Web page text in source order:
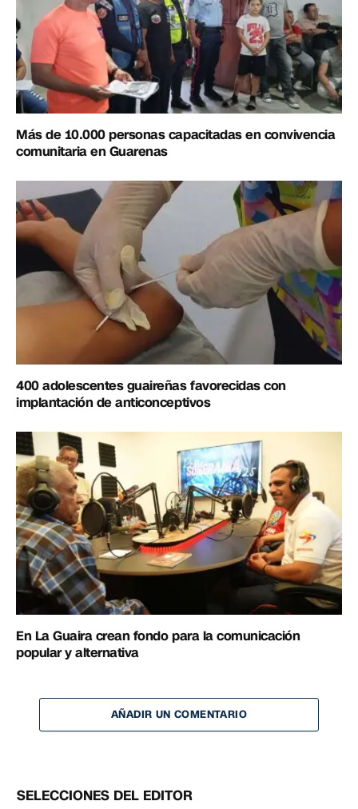
Más de 10.000 personas capacitadas en convivencia
comunitaria en Guarenas
400 adolescentes guaireñas favorecidas con
implantación de anticonceptivos
En La Guaira crean fondo para la comunicación
popular y alternativa
AÑADIR UN COMENTARIO
SELECCIONES DEL EDITOR